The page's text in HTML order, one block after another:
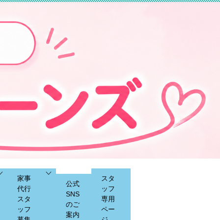
家事
代行
スタ
ッフ
公式
SNS
のご
案内
スタ
ッフ
専用
ペー